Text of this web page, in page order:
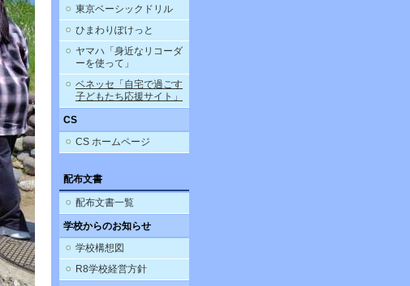
東京ベーシックドリル
ひまわりぽけっと
ヤマハ「身近なリコーダ
ーを使って」
ベネッセ「自宅で過ごす
子どもたち応援サイト」
CS
CS ホームページ
配布文書
配布文書一覧
学校からのお知らせ
学校構想図
R8学校経営方針